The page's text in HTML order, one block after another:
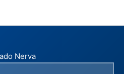
Nerva